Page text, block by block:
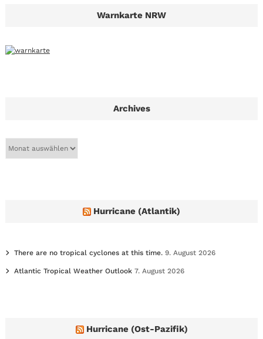
Warnkarte NRW
Archives
Hurricane (Atlantik)
There are no tropical cyclones at this time. 9. August 2026
Atlantic Tropical Weather Outlook 7. August 2026
Hurricane (Ost-Pazifik)